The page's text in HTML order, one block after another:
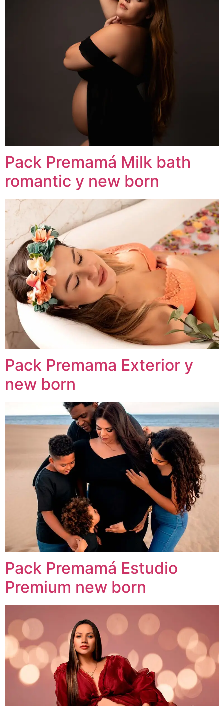
Pack Premamá Milk bath
romantic y new born
Pack Premama Exterior y
new born
Pack Premamá Estudio
Premium new born